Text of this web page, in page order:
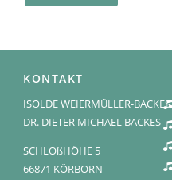
KONTAKT
ISOLDE WEIERMÜLLER-BACKES
DR. DIETER MICHAEL BACKES
SCHLOßHÖHE 5
66871 KÖRBORN